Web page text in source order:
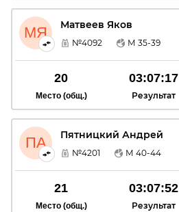
МЯ Матвеев Яков
№4092 М 35-39
20
Место (общ.)
03:07:17
Результат
ПА Пятницкий Андрей
№4201 М 40-44
21
Место (общ.)
03:07:52
Результат